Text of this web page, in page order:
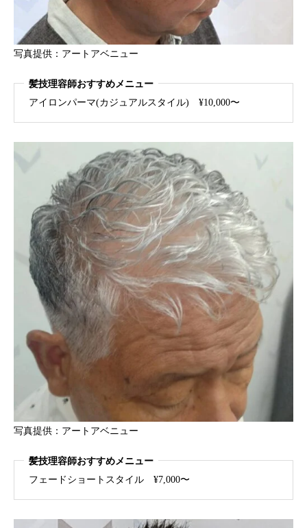
写真提供：アートアベニュー
髪技理容師おすすめメニュー
アイロンパーマ(カジュアルスタイル) ¥10,000〜
写真提供：アートアベニュー
髪技理容師おすすめメニュー
フェードショートスタイル ¥7,000〜